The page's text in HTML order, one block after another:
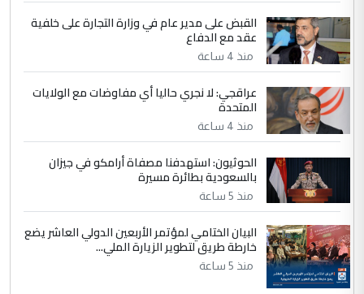
الموضوع :
مكتب السيد احمد الصافي : لا يوجود
لدينا اي حساب على الفيس بوك وتويتر
القبض على مدير عام في وزارة التجارة على خلفية
عقد مع الدفاع
منذ 4 ساعة
عراقجي: لا نجري حاليا أي مفاوضات مع الولايات
المتحدة
منذ 4 ساعة
الحوثيون: استهدفنا مصفاة أرامكو في جيزان
بالسعودية بطائرة مسيرة
منذ 5 ساعة
البيان الختامي لمؤتمر الأربعين الدولي العاشر يضع
خارطة طريق لتطوير الزيارة الملي...
منذ 5 ساعة